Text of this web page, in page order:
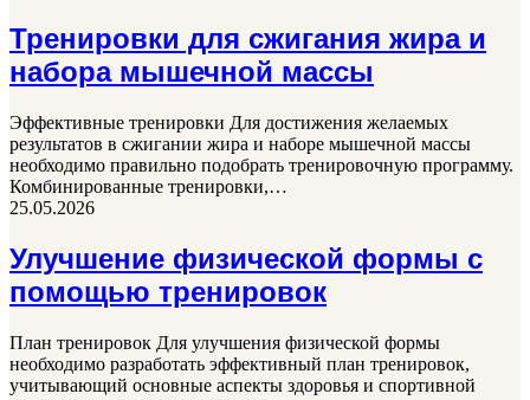
Тренировки для сжигания жира и
набора мышечной массы
Эффективные тренировки Для достижения желаемых
результатов в сжигании жира и наборе мышечной массы
необходимо правильно подобрать тренировочную программу.
Комбинированные тренировки,…
25.05.2026
Улучшение физической формы с
помощью тренировок
План тренировок Для улучшения физической формы
необходимо разработать эффективный план тренировок,
учитывающий основные аспекты здоровья и спортивной